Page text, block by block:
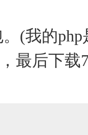
(我的
最后下